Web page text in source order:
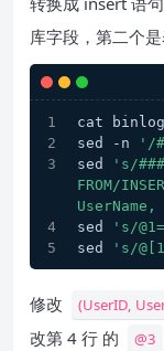
库字段，第二个是
cat
sed -n
'/
sed
's/
FROM/
sed
's/
sed
's/
修改 (UserID,
改第 4 行 的
@3